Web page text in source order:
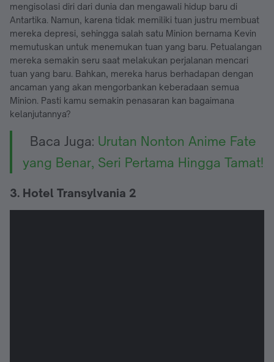
mengisolasi diri dari dunia dan mengawali hidup baru di
Antartika. Namun, karena tidak memiliki tuan justru membuat
mereka depresi, sehingga salah satu Minion bernama Kevin
memutuskan untuk menemukan tuan yang baru. Petualangan
mereka semakin seru saat melakukan perjalanan mencari
tuan yang baru. Bahkan, mereka harus berhadapan dengan
ancaman yang akan mengorbankan keberadaan semua
Minion. Pasti kamu semakin penasaran kan bagaimana
kelanjutannya?
Baca Juga: Urutan Nonton Anime Fate
yang Benar, Seri Pertama Hingga Tamat!
3. Hotel Transylvania 2